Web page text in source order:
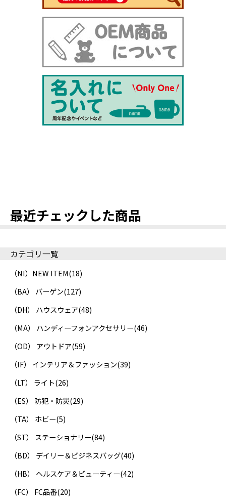
最近チェックした商品
カテゴリ一覧
（NI）NEW ITEM(18)
（BA） バーゲン(127)
（DH） ハウスウェア(48)
（MA） ハンディーフォンアクセサリー(46)
（OD） アウトドア(59)
（IF） インテリア＆ファッション(39)
（LT） ライト(26)
（ES） 防犯・防災(29)
（TA） ホビー(5)
（ST） ステーショナリー(84)
（BD） デイリー＆ビジネスバッグ(40)
（HB） ヘルスケア＆ビューティー(42)
（FC） FC品番(20)